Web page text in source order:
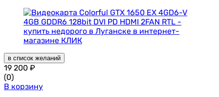
в список желаний
19 200 ₽
(0)
В корзину